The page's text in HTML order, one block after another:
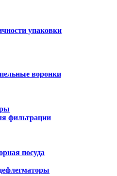
упаковки
воронки
фильтрации
посуда